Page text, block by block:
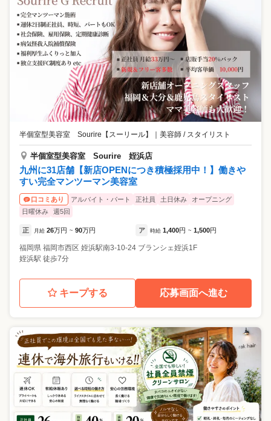
半個室型美容室 Sourire【スーリール】 美容師 / スタイリスト
半個室型美容室 Sourire 姪浜店
九州に31店舗【新店OPENにつき積極採用中！】働きや
すい完全マンツーマン美容室
口コミあり アルバイト・パート 正社員 土日休み
オープニング
日曜休み
週5回
正 月給 26万円 ~ 90万円 ア 時給 1,400円 ~ 1,500円
福岡県 福岡市西区 姪浜駅南3-10-24 ブランシェ姪浜1F
姪浜駅 徒歩7分
キープする 応募画面へ進む